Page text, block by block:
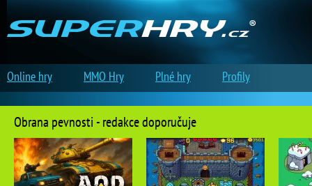
Obrana pevnosti - redakce doporučuje
Online hry MMO Hry Plné hry Profily